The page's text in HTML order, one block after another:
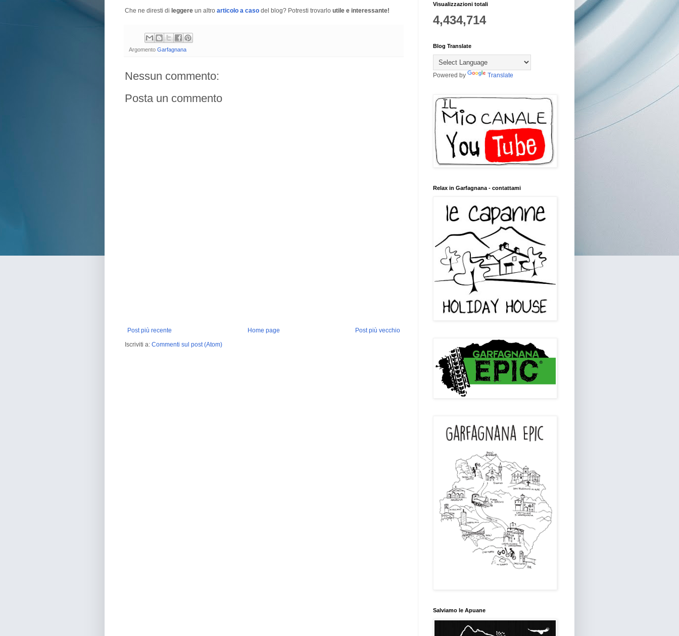
Che ne diresti di leggere un altro articolo a caso del blog? Potresti trovarlo utile e interessante!
Argomento Garfagnana
Nessun commento:
Posta un commento
Post più recente Post più vecchio
Home page
Iscriviti a: Commenti sul post (Atom)
Visualizzazioni totali
4,434,714
Blog Translate
Powered by Translate
Relax in Garfagnana - contattami
Salviamo le Apuane